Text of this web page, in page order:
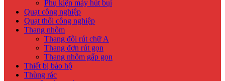
Phụ kiện máy hút bụi
Quạt công nghiệp
Quạt thổi công nghiệp
Thang nhôm
Thang đôi rút chữ A
Thang đơn rút gọn
Thang nhôm gấp gọn
Thiết bị bảo hộ
Thùng rác